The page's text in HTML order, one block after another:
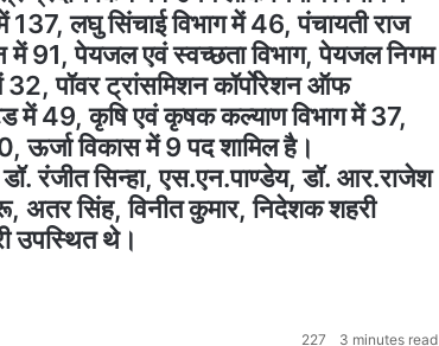
137, लघु सिंचाई विभाग में 46, पंचायती राज
91, पेयजल एवं स्वच्छता विभाग, पेयजल निगम
पॉवर ट्रांसमिशन कॉर्पाेरेशन ऑफ
में 49, कृषि एवं कृषक कल्याण विभाग में 37,
ऊर्जा विकास में 9 पद शामिल है।
रंजीत सिन्हा, एस.एन.पाण्डेय, डॉ. आर.राजेश
अतर सिंह, विनीत कुमार, निदेशक शहरी
उपस्थित थे।
227 3 minutes read